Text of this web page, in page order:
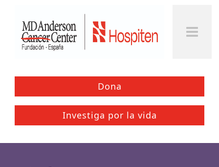
Dona
Investiga por la vida